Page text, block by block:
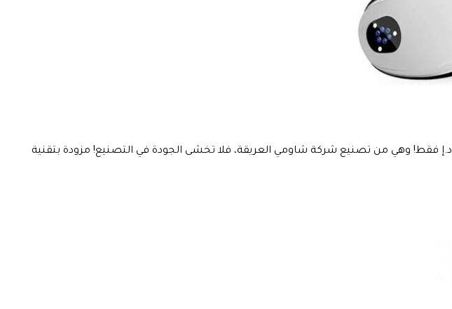
التصميم المختلف والمضغوط هي أجمل مايميز هذه الأداة، إضافة لكونها تقدم المساج مقابل سعر 85 د.إ فقط! وهي من تصنيع شركة شاومي العريقة، فلا تخشى الجودة في التصنيع! مزودة بتقنية